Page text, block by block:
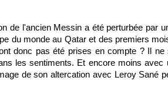
de l'ancien Messin a été perturbée par
du monde au Qatar et des premiers
donc pas été prises en compte ? Il
les sentiments. Et encore moins avec
de son altercation avec Leroy Sané